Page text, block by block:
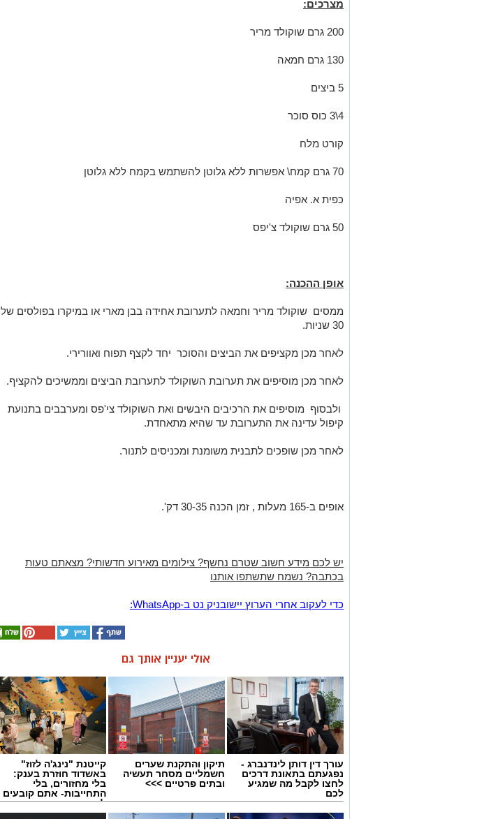
מצרכים:
200 גרם שוקולד מריר
130 גרם חמאה
5 ביצים
4\3 כוס סוכר
קורט מלח
70 גרם קמח\ אפשרות ללא גלוטן להשתמש בקמח ללא גלוטן
כפית א. אפיה
50 גרם שוקולד צ'יפס
אופן ההכנה:
ממסים שוקולד מריר וחמאה לתערובת אחידה בבן מארי או במיקרו בפולסים של
30 שניות.
לאחר מכן מקציפים את הביצים והסוכר יחד לקצף תפוח ואוורירי.
לאחר מכן מוסיפים את תערובת השוקולד לתערובת הביצים וממשיכים להקציף.
ולבסוף מוסיפים את הרכיבים היבשים ואת השוקולד צי'פס ומערבבים בתנועת
קיפול עדינה את התערובת עד שהיא מתאחדת.
לאחר מכן שופכים לתבנית משומנת ומכניסים לתנור.
אופים ב-165 מעלות , זמן הכנה 30-35 דק'.
יש לכם מידע חשוב שטרם נחשף? צילומים מאירוע חדשותי? מצאתם טעות
בכתבה? נשמח שתשתפו אותנו
‏כדי לעקוב אחרי הערוץ יישובניק נט ב-WhatsApp:‏‏‏
אולי יעניין אותך גם
עורך דין דותן לינדנברג -
נפגעתם בתאונת דרכים
לחצו לקבל מה שמגיע
לכם
תיקון והתקנת שערים
חשמליים מסחר תעשיה
ובתים פרטיים >>>
קייטנת "נינג'ה לזוז"
באשדוד חוזרת בענק:
בלי מחזורים, בלי
התחייבות- אתם קובעים
לכמה ואיזה ימים
להירשם!